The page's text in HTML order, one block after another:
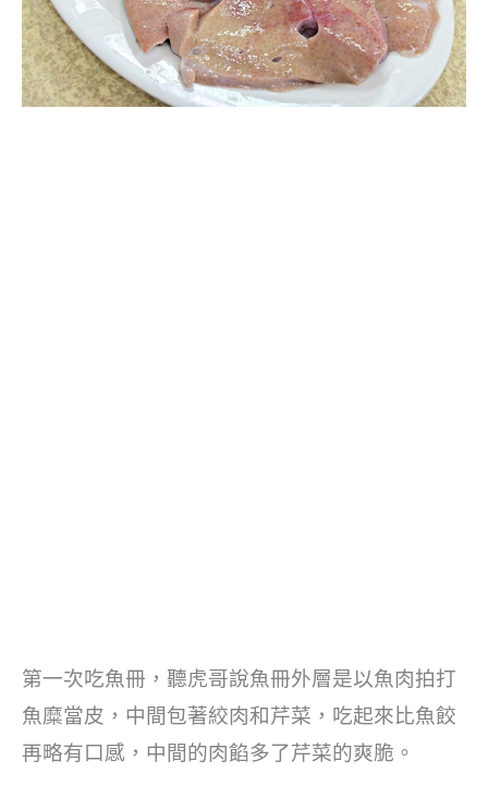
第一次吃魚冊，聽虎哥說魚冊外層是以魚肉拍打
魚糜當皮，中間包著絞肉和芹菜，吃起來比魚餃
再略有口感，中間的肉餡多了芹菜的爽脆。